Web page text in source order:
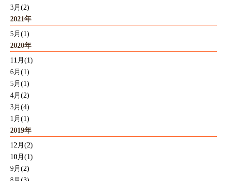
3月(2)
2021年
5月(1)
2020年
11月(1)
6月(1)
5月(1)
4月(2)
3月(4)
1月(1)
2019年
12月(2)
10月(1)
9月(2)